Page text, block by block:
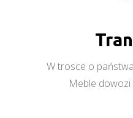
W trosce o
Meble dowozi